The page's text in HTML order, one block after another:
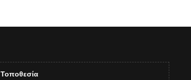
Τοποθεσία